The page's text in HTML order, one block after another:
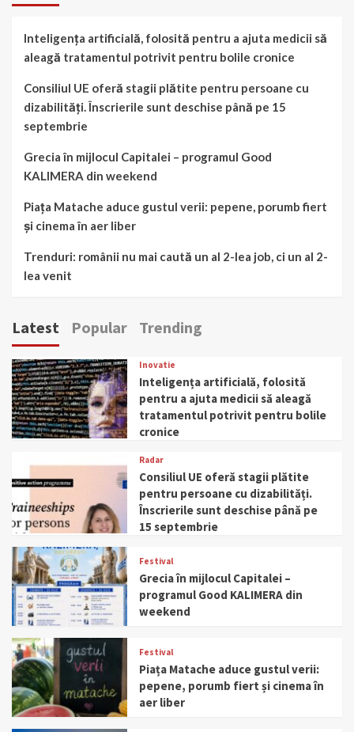
Inteligența artificială, folosită pentru a ajuta medicii să
aleagă tratamentul potrivit pentru bolile cronice
Consiliul UE oferă stagii plătite pentru persoane cu
dizabilități. Înscrierile sunt deschise până pe 15
septembrie
Grecia în mijlocul Capitalei – programul Good
KALIMERA din weekend
Piața Matache aduce gustul verii: pepene, porumb fiert
și cinema în aer liber
Trenduri: românii nu mai caută un al 2-lea job, ci un al 2-
lea venit
Latest Popular Trending
Inovatie
Inteligența artificială, folosită
pentru a ajuta medicii să aleagă
tratamentul potrivit pentru bolile
cronice
Radar
Consiliul UE oferă stagii plătite
pentru persoane cu dizabilități.
Înscrierile sunt deschise până pe
15 septembrie
Festival
Grecia în mijlocul Capitalei –
programul Good KALIMERA din
weekend
Festival
Piața Matache aduce gustul verii:
pepene, porumb fiert și cinema în
aer liber